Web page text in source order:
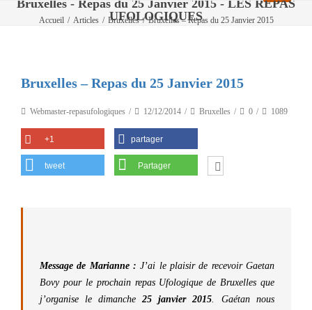
Bruxelles - Repas du 25 Janvier 2015 - LES REPAS
UFOLOGIQUES
Accueil / Articles / Bruxelles / Bruxelles – Repas du 25 Janvier 2015
Bruxelles – Repas du 25 Janvier 2015
Webmaster-repasufologiques 12/12/2014 Bruxelles 0 1089
+1 partager
tweet Partager
Message de Marianne : J’ai le plaisir de recevoir Gaetan
Bovy pour le prochain repas Ufologique de Bruxelles que
j’organise le dimanche 25 janvier 2015. Gaétan nous